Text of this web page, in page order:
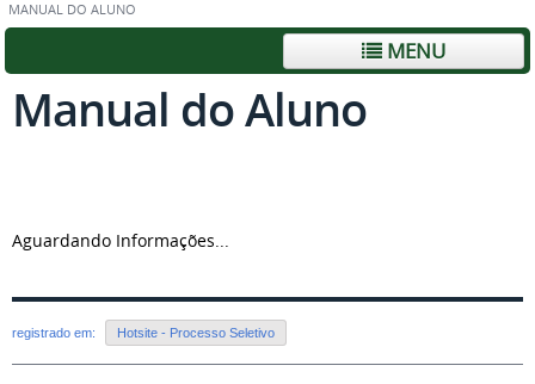
MANUAL DO ALUNO
MENU
Manual do Aluno
Aguardando Informações...
registrado em: Hotsite - Processo Seletivo